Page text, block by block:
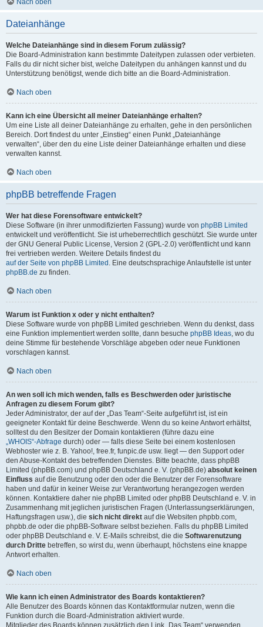
Nach oben
Dateianhänge
Welche Dateianhänge sind in diesem Forum zulässig?
Die Board-Administration kann bestimmte Dateitypen zulassen oder verbieten.
Falls du dir nicht sicher bist, welche Dateitypen du anhängen kannst und du
Unterstützung benötigst, wende dich bitte an die Board-Administration.
Nach oben
Kann ich eine Übersicht all meiner Dateianhänge erhalten?
Um eine Liste all deiner Dateianhänge zu erhalten, gehe in den persönlichen
Bereich. Dort findest du unter „Einstieg“ einen Punkt „Dateianhänge
verwalten“, über den du eine Liste deiner Dateianhänge erhalten und diese
verwalten kannst.
Nach oben
phpBB betreffende Fragen
Wer hat diese Forensoftware entwickelt?
Diese Software (in ihrer unmodifizierten Fassung) wurde von phpBB Limited
entwickelt und veröffentlicht. Sie ist urheberrechtlich geschützt. Sie wurde unter
der GNU General Public License, Version 2 (GPL-2.0) veröffentlicht und kann
frei vertrieben werden. Weitere Details findest du
auf der Seite von phpBB Limited . Eine deutschsprachige Anlaufstelle ist unter
phpBB.de zu finden.
Nach oben
Warum ist Funktion x oder y nicht enthalten?
Diese Software wurde von phpBB Limited geschrieben. Wenn du denkst, dass
eine Funktion implementiert werden sollte, dann besuche phpBB Ideas, wo du
deine Stimme für bestehende Vorschläge abgeben oder neue Funktionen
vorschlagen kannst.
Nach oben
An wen soll ich mich wenden, falls es Beschwerden oder juristische
Anfragen zu diesem Forum gibt?
Jeder Administrator, der auf der „Das Team“-Seite aufgeführt ist, ist ein
geeigneter Kontakt für deine Beschwerde. Wenn du so keine Antwort erhältst,
solltest du den Besitzer der Domain kontaktieren (führe dazu eine
„WHOIS“-Abfrage durch) oder — falls diese Seite bei einem kostenlosen
Webhoster wie z. B. Yahoo!, free.fr, funpic.de usw. liegt — den Support oder
den Abuse-Kontakt des betreffenden Dienstes. Bitte beachte, dass phpBB
Limited (phpBB.com) und phpBB Deutschland e. V. (phpBB.de) absolut keinen
Einfluss auf die Benutzung oder den oder die Benutzer der Forensoftware
haben und dafür in keiner Weise zur Verantwortung herangezogen werden
können. Kontaktiere daher nie phpBB Limited oder phpBB Deutschland e. V. in
Zusammenhang mit jeglichen juristischen Fragen (Unterlassungserklärungen,
Haftungsfragen usw.), die sich nicht direkt auf die Websiten phpbb.com,
phpbb.de oder die phpBB-Software selbst beziehen. Falls du phpBB Limited
oder phpBB Deutschland e. V. E-Mails schreibst, die die Softwarenutzung
durch Dritte betreffen, so wirst du, wenn überhaupt, höchstens eine knappe
Antwort erhalten.
Nach oben
Wie kann ich einen Administrator des Boards kontaktieren?
Alle Benutzer des Boards können das Kontaktformular nutzen, wenn die
Funktion durch die Board-Administration aktiviert wurde.
Mitglieder des Boards können zusätzlich den Link „Das Team“ verwenden.